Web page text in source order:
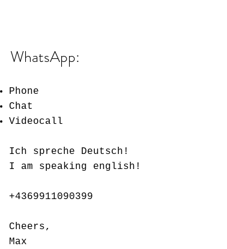
WhatsApp:
Phone
Chat
Videocall
Ich spreche Deutsch!
I am speaking english!
+4369911090399
Cheers,
Max